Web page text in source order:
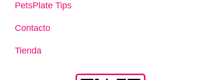
PetsPlate Tips
Contacto
Tienda